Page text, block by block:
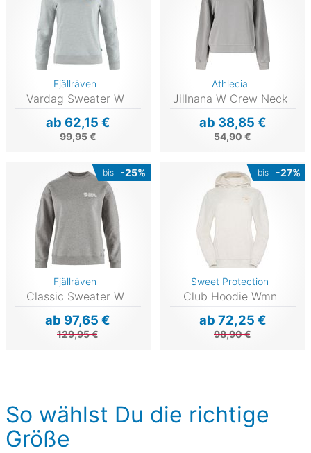
Fjällräven
Vardag Sweater W
ab 62,15 €
99,95 €
Athlecia
Jillnana W Crew Neck
ab 38,85 €
54,90 €
bis -25%
Fjällräven
Classic Sweater W
ab 97,65 €
129,95 €
bis -27%
Sweet Protection
Club Hoodie Wmn
ab 72,25 €
98,90 €
So wählst Du die richtige
Größe